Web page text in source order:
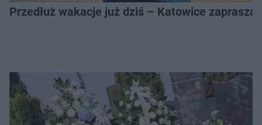
Przedłuż wakacje już dziś – Katowice